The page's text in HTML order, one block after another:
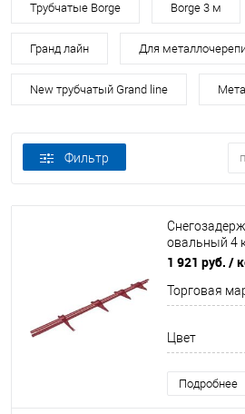
Трубчатые Borge Borge 3 м
Гранд лайн Для
New трубчатый Grand line
Фильтр
овальный 4
1 921 руб. /
Торговая
Цвет
Подробнее